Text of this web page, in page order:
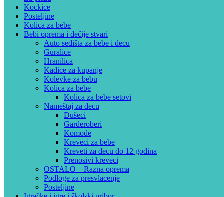
Kockice
Posteljine
Kolica za bebe
Bebi oprema i dečije stvari
Auto sedišta za bebe i decu
Guralice
Hranilica
Kadice za kupanje
Kolevke za bebu
Kolica za bebe
Kolica za bebe setovi
Nameštaj za decu
Dušeci
Garderoberi
Komode
Kreveci za bebe
Kreveti za decu do 12 godina
Prenosivi kreveci
OSTALO – Razna oprema
Podloge za presvlacenje
Posteljine